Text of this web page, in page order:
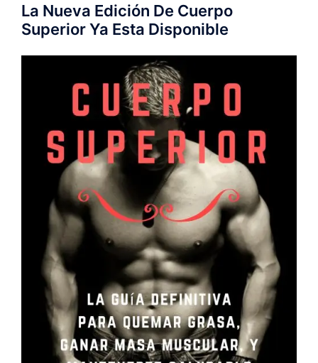
La Nueva Edición De Cuerpo
Superior Ya Esta Disponible